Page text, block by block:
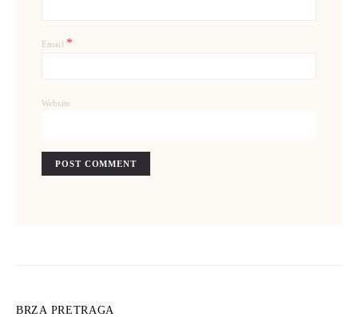
Email *
Website
BRZA PRETRAGA